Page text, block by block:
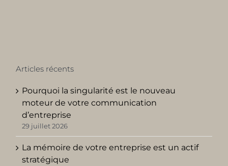
Articles récents
Pourquoi la singularité est le nouveau
moteur de votre communication
d’entreprise
29 juillet 2026
La mémoire de votre entreprise est un actif
stratégique